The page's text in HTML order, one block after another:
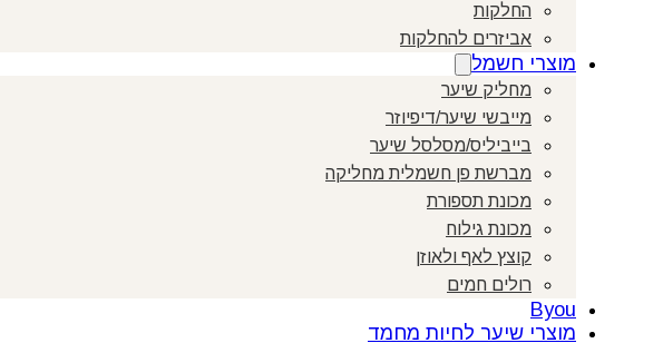
החלקות
אביזרים להחלקות
מוצרי חשמל
מחליק שיער
מייבשי שיער/דיפיוזר
בייביליס/מסלסל שיער
מברשת פן חשמלית מחליקה
מכונת תספורת
מכונת גילוח
קוצץ לאף ולאוזן
רולים חמים
Byou
מוצרי שיער לחיות מחמד